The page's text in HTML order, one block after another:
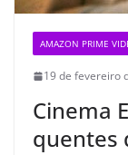
AMAZON PRIME
19 de fevereiro
Cinema
quentes